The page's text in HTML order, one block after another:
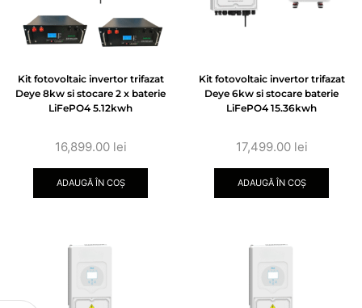
Kit fotovoltaic invertor trifazat
Deye 8kw si stocare 2 x baterie
LiFePO4 5.12kwh
16,899.00 lei
ADAUGĂ ÎN COȘ
Kit fotovoltaic invertor trifazat
Deye 6kw si stocare baterie
LiFePO4 15.36kwh
17,499.00 lei
ADAUGĂ ÎN COȘ